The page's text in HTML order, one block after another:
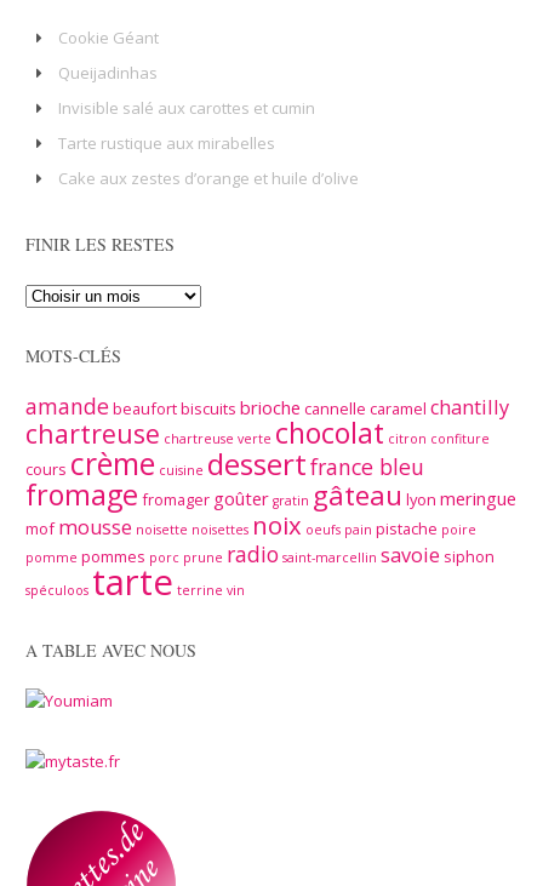
Cookie Géant
Queijadinhas
Invisible salé aux carottes et cumin
Tarte rustique aux mirabelles
Cake aux zestes d’orange et huile d’olive
FINIR LES RESTES
MOTS-CLÉS
amandebeaufortbiscuits brioche cannelle caramel chantilly
chartreuse chartreuse verte chocolat citron confiture
cours crème cuisine dessertfrance bleu
fromage fromager goûter gratin gâteau lyon meringue
mof mousse noisette noisettes noix oeufs pain pistache poire
pomme pommes porc prune radio saint-marcellin savoie siphon
spéculoos tarte terrine vin
A TABLE AVEC NOUS